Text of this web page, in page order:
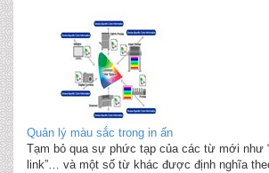
Quản lý màu sắc trong in ấn
Tạm bỏ qua sự phức tạp của các từ mới như
link”… và một số từ khác được định nghĩa